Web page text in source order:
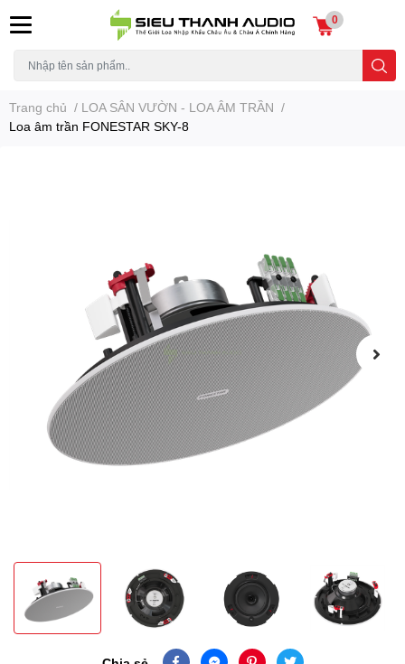
0
Trang chủ / LOA SÂN VƯỜN - LOA ÂM TRẦN /
Loa âm trần FONESTAR SKY-8